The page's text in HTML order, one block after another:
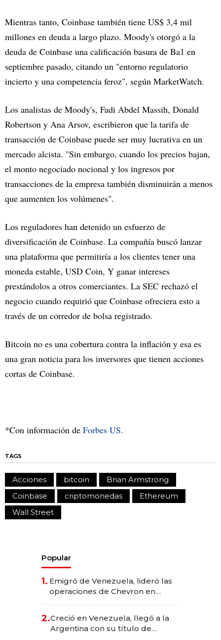
Mientras tanto, Coinbase también tiene US$ 3,4 mil
millones en deuda a largo plazo. Moody's otorgó a la
deuda de Coinbase una calificación basura de Ba1 en
septiembre pasado, citando un "entorno regulatorio
incierto y una competencia feroz", según MarketWatch.
Los analistas de Moody's, Fadi Abdel Massih, Donald
Robertson y Ana Arsov, escribieron que la tarifa de
transacción de Coinbase puede ser muy lucrativa en un
mercado alcista. "Sin embargo, cuando los precios bajan,
el monto negociado nocional y los ingresos por
transacciones de la empresa también disminuirán a menos
que aumenten los volúmenes".
Los reguladores han detenido un esfuerzo de
diversificación de Coinbase. La compañía buscó lanzar
una plataforma que permitiría a los clientes tener una
moneda estable, USD Coin, Y ganar intereses
prestándolos a otros comerciantes. La SEC rechazó el
negocio cuando requirió que Coinbase ofreciera esto a
través de un corredor de bolsa registrado.
Bitcoin no es una cobertura contra la inflación y esa es
una gran noticia para los inversores que tienen acciones
cortas de Coinbase.
*Con información de Forbes US.
TAGS
Acciones bitcoin
Brian Armstrong
Coinbase
criptomonedas
Ethereum
Wall Street
Popular
1. Emigró de Venezuela, lideró las
operaciones de Chevron en
2.Creció en Venezuela, llegó a la
Argentina con su título de